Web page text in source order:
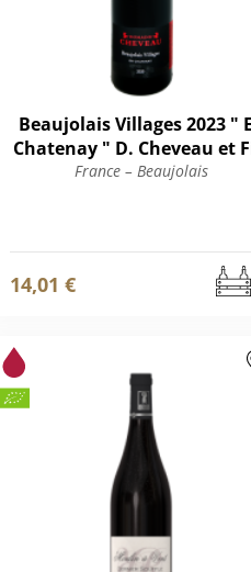
Beaujolais Villages 2023 "
Chatenay " D. Cheveau et
France – Beaujolais
14,01 €